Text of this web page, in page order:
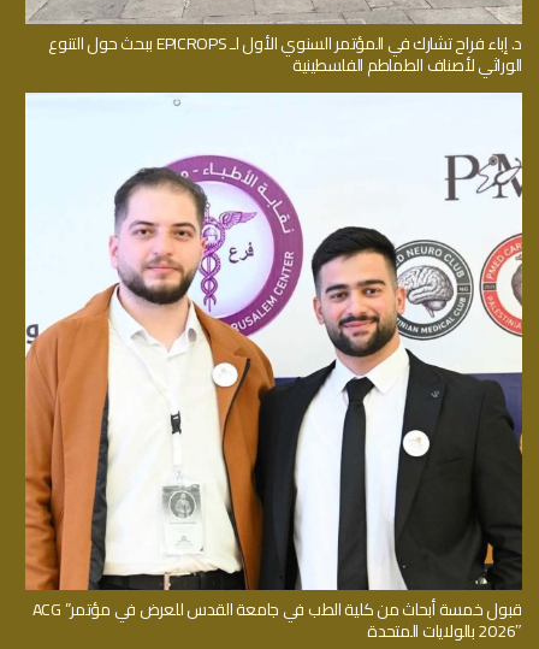
د. إباء فراح تشارك في المؤتمر السنوي الأول لـ EPICROPS ببحث حول التنوع
الوراثي لأصناف الطماطم الفلسطينية
قبول خمسة أبحاث من كلية الطب في جامعة القدس للعرض في مؤتمر” ACG
2026″ بالولايات المتحدة